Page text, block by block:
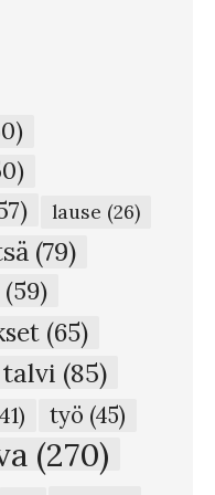
lause (26)
(79)
(59)
(65)
talvi (85)
työ (45)
(270)